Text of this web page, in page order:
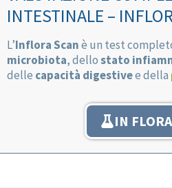
INTESTINALE –
L’Inflora Scanè un test
microbiota, dellostato
delle capacità digestivee della
IN